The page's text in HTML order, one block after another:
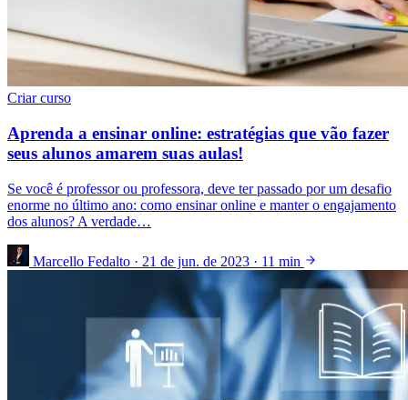
Criar curso
Aprenda a ensinar online: estratégias que vão fazer
seus alunos amarem suas aulas!
Se você é professor ou professora, deve ter passado por um desafio
enorme no último ano: como ensinar online e manter o engajamento
dos alunos? A verdade…
Marcello Fedalto · 21 de jun. de 2023 · 11 min